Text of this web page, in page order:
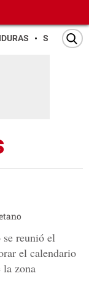
SAN PEDRO
reunió el
el calendario
la zona